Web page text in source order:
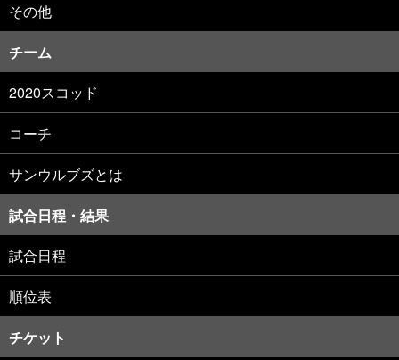
その他
チーム
2020スコッド
コーチ
サンウルブズとは
試合日程・結果
試合日程
順位表
チケット